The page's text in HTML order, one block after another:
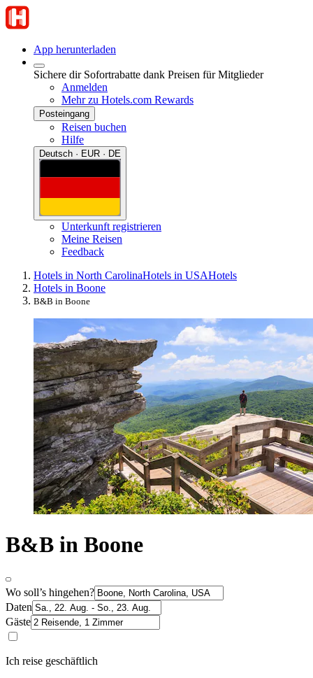
App herunterladen
Sichere dir Sofortrabatte dank Preisen für Mitglieder
Anmelden
Mehr zu Hotels.com Rewards
Posteingang
Reisen buchen
Hilfe
Deutsch · EUR · DE
Unterkunft registrieren
Meine Reisen
Feedback
Hotels in North CarolinaHotels in USAHotels
Hotels in Boone
B&B in Boone
B&B in Boone
Wo soll’s hingehen?
Daten
Gäste
Ich reise geschäftlich